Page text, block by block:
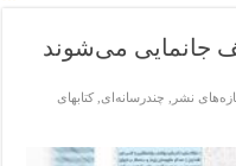
جانمایی می‌شوند
نشر چندرسانه‌ای ,کتابهای